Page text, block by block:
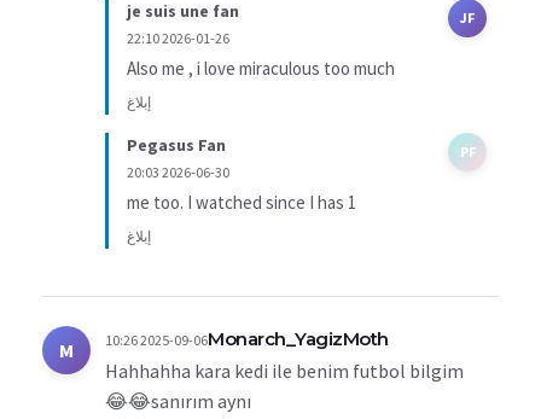
JF
je suis une fan
2026-01-26 22:10
Also me , i love miraculous too much
إبلاغ
PF
Pegasus Fan
2026-06-30 20:03
me too. I watched since I has 1
إبلاغ
M Monarch_YagizMoth
2025-09-06 10:26
Hahhahha kara kedi ile benim futbol bilgim
sanırım aynı😂😂